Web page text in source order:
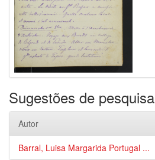
Sugestões de pesquisa
Autor
Barral, Luisa Margarida Portugal ...